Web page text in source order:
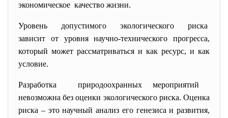
экономическое качество жизни.
Уровень допустимого экологического риска
зависит от уровня научно-технического прогресса,
который может рассматриваться и как ресурс, и как
условие.
Разработка природоохранных мероприятий
невозможна без оценки экологического риска. Оценка
риска – это научный анализ его генезиса и развития,